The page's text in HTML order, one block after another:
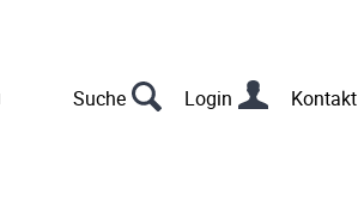
Suche Login Kontakt